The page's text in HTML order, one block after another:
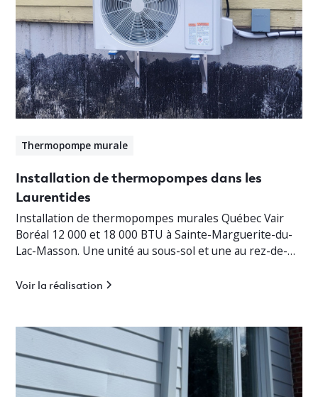
Thermopompe murale
Installation de thermopompes dans les
Laurentides
Installation de thermopompes murales Québec Vair
Boréal 12 000 et 18 000 BTU à Sainte-Marguerite-du-
Lac-Masson. Une unité au sous-sol et une au rez-de-
Voir la réalisation